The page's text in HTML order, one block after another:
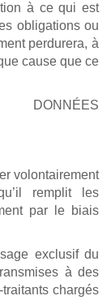
à ce qui est
obligations ou
perdurera, à
cause que ce
DONNÉES
volontairement
remplit les
par le biais
exclusif du
à des
chargés